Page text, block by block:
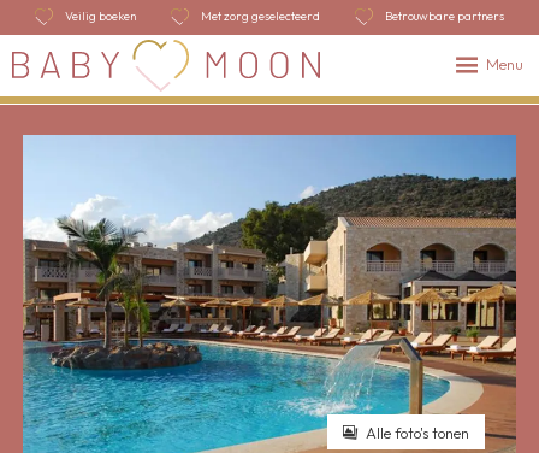
Veilig boeken Met zorg geselecteerd Betrouwbare partners
Menu
Alle foto's tonen